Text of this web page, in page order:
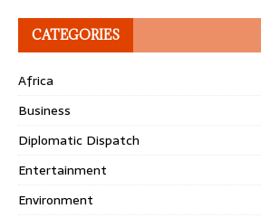
CATEGORIES
Africa
Business
Diplomatic Dispatch
Entertainment
Environment